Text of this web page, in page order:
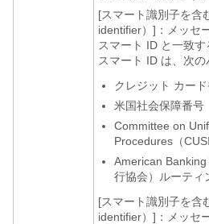
[スマート識別子を含
identifier）]：メッセ
スマート ID と一致す
スマート ID は、次の
クレジット カー
米国社会保障番号
Committee on
Procedures（
American
行協会）ルーティ
[スマート識別子を含
identifier）]：メッセ